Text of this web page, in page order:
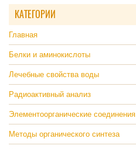
КАТЕГОРИИ
Главная
Белки и аминокислоты
Лечебные свойства воды
Радиоактивный анализ
Элементоорганические соединения
Методы органического синтеза